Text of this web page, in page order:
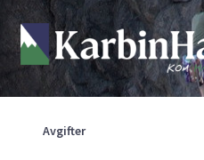
Hoppa
till
navigering
Hoppa
till
innehåll
Shop
Returpolicy
Avgifter